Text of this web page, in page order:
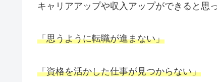
キャリアアップや収入アップができると思
「思うように転職が進まない」
「資格を活かした仕事が見つからない」